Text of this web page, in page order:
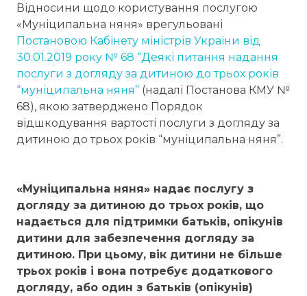
Відносини щодо користування послугою
«Муніципальна няня» врегульовані
Постановою Кабінету міністрів України від
30.01.2019 року № 68 “Деякі питання надання
послуги з догляду за дитиною до трьох років
“муніципальна няня” (надалі Постанова КМУ №
68), якою затверджено Порядок
відшкодування вартості послуги з догляду за
дитиною до трьох років “муніципальна няня”.
«Муніципальна няня» надає послугу з
догляду за дитиною до трьох років, що
надається для підтримки батьків, опікунів
дитини для забезпечення догляду за
дитиною. При цьому, вік дитини не більше
трьох років і вона потребує додаткового
догляду, або один з батьків (опікунів)